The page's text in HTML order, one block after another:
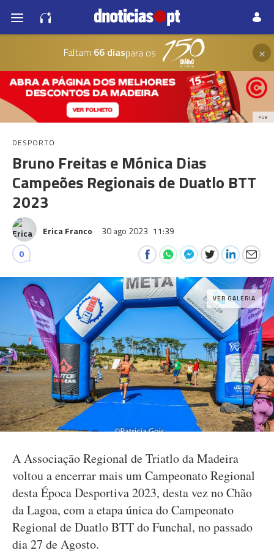
Faltam 66 diaspara os ×
PUB
DESPORTO
Bruno Freitas e Mónica Dias
Campeões Regionais de Duatlo BTT
2023
Erica Franco 30 ago 2023 11:39
0
VER GALERIA
A Associação Regional de Triatlo da Madeira
voltou a encerrar mais um Campeonato Regional
desta Época Desportiva 2023, desta vez no Chão
da Lagoa, com a etapa única do Campeonato
Regional de Duatlo BTT do Funchal, no passado
dia 27 de Agosto.